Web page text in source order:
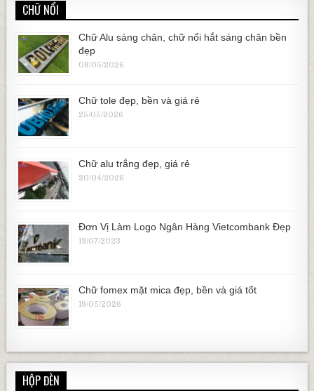
CHỮ NỔI
Chữ Alu sáng chân, chữ nổi hắt sáng chân bền
đẹp
08/05/2026
Chữ tole đẹp, bền và giá rẻ
25/05/2026
Chữ alu trắng đẹp, giá rẻ
20/04/2026
Đơn Vị Làm Logo Ngân Hàng Vietcombank Đẹp
13/07/2023
Chữ fomex mặt mica đẹp, bền và giá tốt
19/05/2026
HỘP ĐÈN